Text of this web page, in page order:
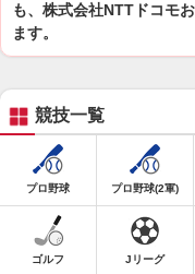
も、株式会社NTTドコモ
ます。
競技一覧
プロ野球 プロ野球(2軍)
ゴルフ Jリーグ